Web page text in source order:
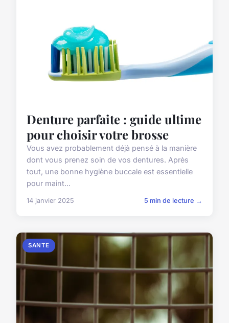
Denture parfaite : guide ultime
pour choisir votre brosse
Vous avez probablement déjà pensé à la manière
dont vous prenez soin de vos dentures. Après
tout, une bonne hygiène buccale est essentielle
pour maint...
14 janvier 2025 5 min de lecture →
SANTE